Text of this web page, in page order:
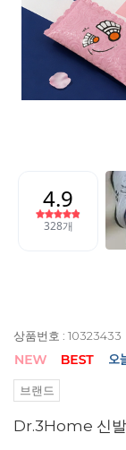
상품번호 : 10323433
브랜드
Dr.3Home 신발